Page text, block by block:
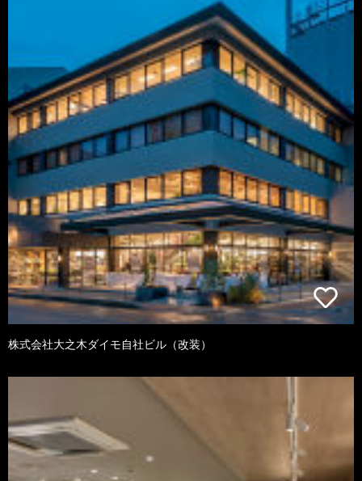
株式会社大之木ダイモ自社ビル（改装）